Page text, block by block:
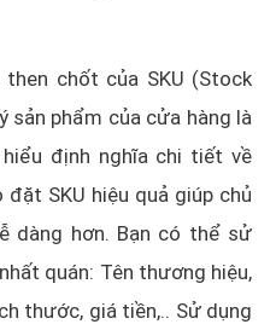
chốt của SKU (Stock
sản phẩm của cửa hàng là
định nghĩa chi tiết về
đặt SKU hiệu quả giúp chủ
dàng hơn. Bạn có thể sử
quán: Tên thương hiệu,
thước, giá tiền,.. Sử dụng